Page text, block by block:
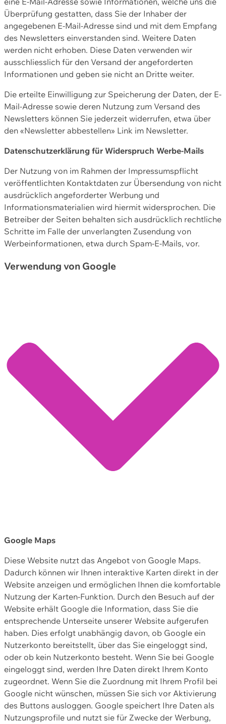
Überprüfung gestatten, dass Sie der Inhaber der
angegebenen E-Mail-Adresse sind und mit dem Empfang
des Newsletters einverstanden sind. Weitere Daten
werden nicht erhoben. Diese Daten verwenden wir
ausschliesslich für den Versand der angeforderten
Informationen und geben sie nicht an Dritte weiter.
Die erteilte Einwilligung zur Speicherung der Daten, der E-
Mail-Adresse sowie deren Nutzung zum Versand des
Newsletters können Sie jederzeit widerrufen, etwa über
den «Newsletter abbestellen» Link im Newsletter.
Datenschutzerklärung für Widerspruch Werbe-Mails
Der Nutzung von im Rahmen der Impressumspflicht
veröffentlichten Kontaktdaten zur Übersendung von nicht
ausdrücklich angeforderter Werbung und
Informationsmaterialien wird hiermit widersprochen. Die
Betreiber der Seiten behalten sich ausdrücklich rechtliche
Schritte im Falle der unverlangten Zusendung von
Werbeinformationen, etwa durch Spam-E-Mails, vor.
Verwendung von Google
Google Maps
Diese Website nutzt das Angebot von Google Maps.
Dadurch können wir Ihnen interaktive Karten direkt in der
Website anzeigen und ermöglichen Ihnen die komfortable
Nutzung der Karten-Funktion. Durch den Besuch auf der
Website erhält Google die Information, dass Sie die
entsprechende Unterseite unserer Website aufgerufen
haben. Dies erfolgt unabhängig davon, ob Google ein
Nutzerkonto bereitstellt, über das Sie eingeloggt sind,
oder ob kein Nutzerkonto besteht. Wenn Sie bei Google
eingeloggt sind, werden Ihre Daten direkt Ihrem Konto
zugeordnet. Wenn Sie die Zuordnung mit Ihrem Profil bei
Google nicht wünschen, müssen Sie sich vor Aktivierung
des Buttons ausloggen. Google speichert Ihre Daten als
Nutzungsprofile und nutzt sie für Zwecke der Werbung,